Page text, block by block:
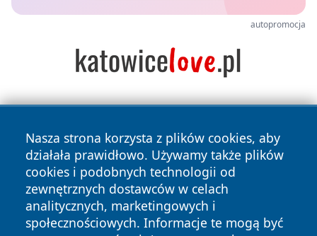
autopromocja
Nasza strona korzysta z plików cookies, aby
działała prawidłowo. Używamy także plików
cookies i podobnych technologii od
zewnętrznych dostawców w celach
analitycznych, marketingowych i
społecznościowych. Informacje te mogą być
Copyright © 2026 zywieconline.pl Wszystkie prawa
zastrzeżone.